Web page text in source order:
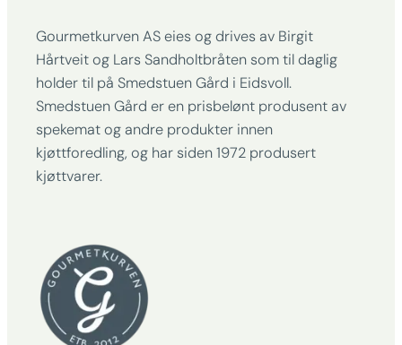
Gourmetkurven AS eies og drives av Birgit
Hårtveit og Lars Sandholtbråten som til daglig
holder til på Smedstuen Gård i Eidsvoll.
Smedstuen Gård er en prisbelønt produsent av
spekemat og andre produkter innen
kjøttforedling, og har siden 1972 produsert
kjøttvarer.